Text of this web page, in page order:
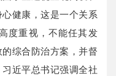
健康，这是一个关系
度重视，不能任其发
综合防治方案，并督
近平总书记强调全社